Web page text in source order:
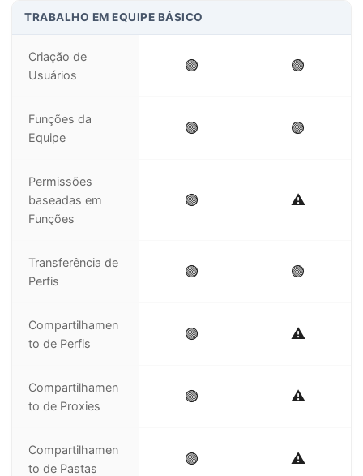
TRABALHO EM EQUIPE BÁSICO
Criação de
Usuários
🟢 🟢
Funções da
Equipe
🟢 🟢
Permissões
baseadas em
Funções
🟢 ⚠️
Transferência de
Perfis
🟢 🟢
Compartilhamen
to de Perfis
🟢 ⚠️
Compartilhamen
to de Proxies
🟢 ⚠️
Compartilhamen
to de Pastas
🟢 ⚠️